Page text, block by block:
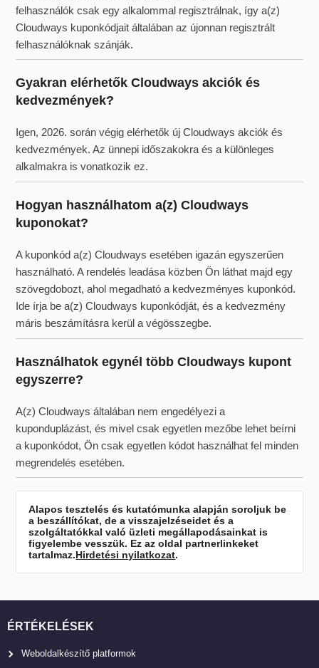
felhasználók csak egy alkalommal regisztrálnak, így a(z)
Cloudways kuponkódjait általában az újonnan regisztrált
felhasználóknak szánják.
Gyakran elérhetők Cloudways akciók és
kedvezmények?
Igen, 2026. során végig elérhetők új Cloudways akciók és
kedvezmények. Az ünnepi időszakokra és a különleges
alkalmakra is vonatkozik ez.
Hogyan használhatom a(z) Cloudways
kuponokat?
A kuponkód a(z) Cloudways esetében igazán egyszerűen
használható. A rendelés leadása közben Ön láthat majd egy
szövegdobozt, ahol megadható a kedvezményes kuponkód.
Ide írja be a(z) Cloudways kuponkódját, és a kedvezmény
máris beszámításra kerül a végösszegbe.
Használhatok egynél több Cloudways kupont
egyszerre?
A(z) Cloudways általában nem engedélyezi a
kuponduplázást, és mivel csak egyetlen mezőbe lehet beírni
a kuponkódot, Ön csak egyetlen kódot használhat fel minden
megrendelés esetében.
Alapos tesztelés és kutatómunka alapján soroljuk be
a beszállítókat, de a visszajelzéseidet és a
szolgáltatókkal való üzleti megállapodásainkat is
figyelembe vesszük. Ez az oldal partnerlinkeket
tartalmaz.Hirdetési nyilatkozat.
ÉRTÉKELÉSEK
Weboldalkészítő platformok